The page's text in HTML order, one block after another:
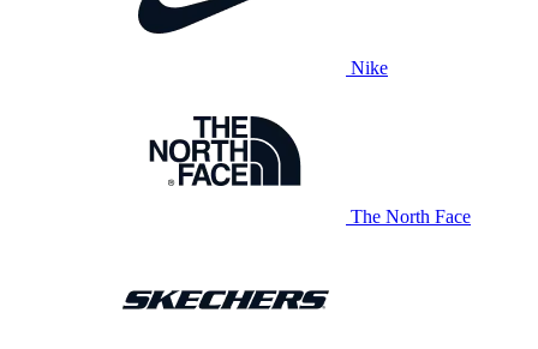
Nike
The North Face